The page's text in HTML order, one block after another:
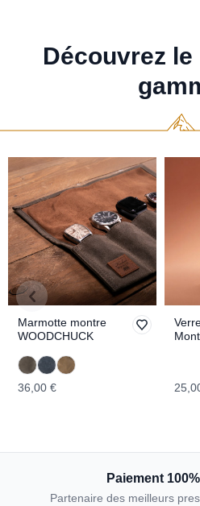
Découvrez
Marmotte montre
WOODCHUCK
36,00 €
Paiement
Partenaire des meilleurs